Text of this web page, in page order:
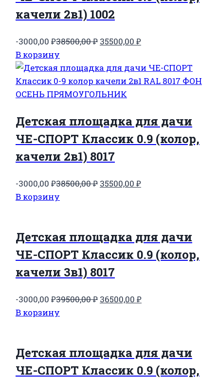
качели 2в1) 1002
-3000,00 ₽38500,00₽ Первоначальная
составляла
38500,00 ₽.
35500,00 ₽Текущая
35500,00 ₽.
В корзину
Детская площадка для дачи
ЧЕ-СПОРТ Классик 0.9 (колор,
качели 2в1) 8017
-3000,00 ₽38500,00₽ Первоначальная
35500,00 ₽Текущая
В корзину
Детская площадка для дачи
ЧЕ-СПОРТ Классик 0.9 (колор,
качели 3в1) 8017
-3000,00 ₽39500,00₽ Первоначальная
36500,00 ₽Текущая
В корзину
Детская площадка для дачи
ЧЕ-СПОРТ Классик 0.9 (колор,